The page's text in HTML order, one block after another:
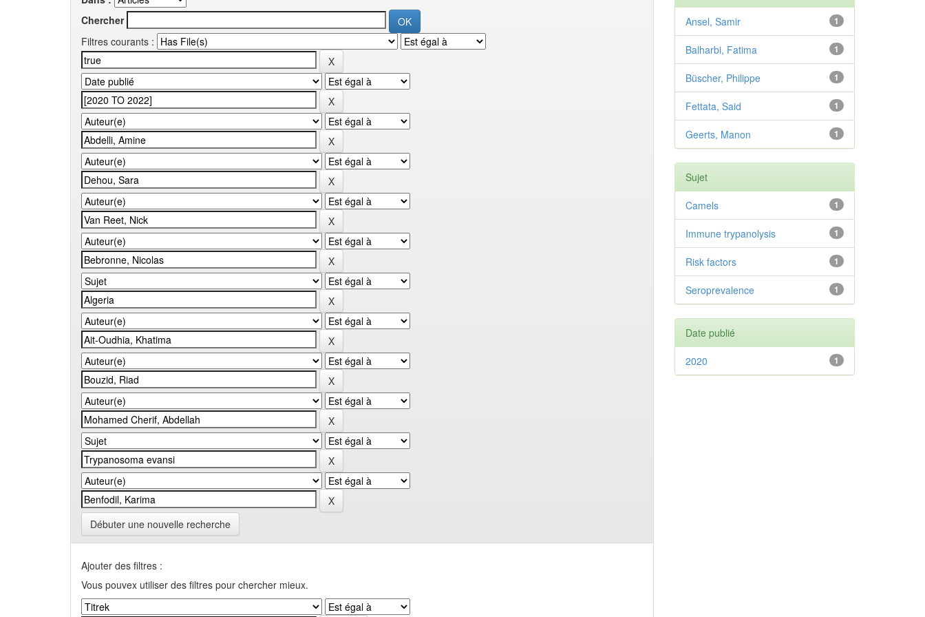
Chercher
Filtres courants :
Débuter une nouvelle recherche
Ajouter des filtres :
Vous pouvex utiliser des filtres pour chercher mieux.
1
Ansel, Samir
1
Balharbi, Fatima
1
Büscher, Philippe
1
Fettata, Said
1
Geerts, Manon
Sujet
1
Camels
1
Immune trypanolysis
1
Risk factors
1
Seroprevalence
Date publié
1
2020